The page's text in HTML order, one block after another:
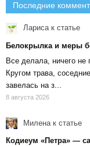
Последние
Ларисак статье
Белокрылка и меры
Все делала, ничего не
Кругом трава,
завелась на з...
8 августа 2026
Милена к статье
Кодиеум «Петра» —